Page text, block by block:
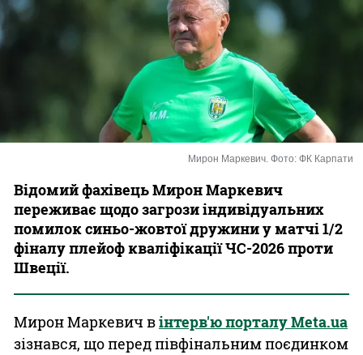
Букмекери
Казино
Мирон Маркевич. Фото: ФК Карпати
Відомий фахівець Мирон Маркевич
переживає щодо загрози індивідуальних
помилок синьо-жовтої дружини у матчі 1/2
фіналу плейоф кваліфікації ЧС-2026 проти
Швеції.
Мирон Маркевич вінтерв'ю порталу Meta.ua
зізнався, що перед півфінальним поєдинком